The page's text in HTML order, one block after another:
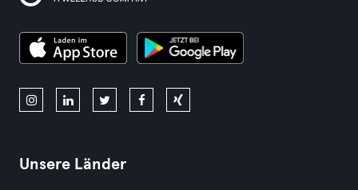
Unsere Länder